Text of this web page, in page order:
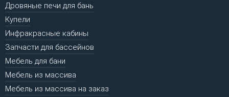
Дровяные печи для бань
Купели
Инфракрасные кабины
Запчасти для бассейнов
Мебель для бани
Мебель из массива
Мебель из массива на заказ